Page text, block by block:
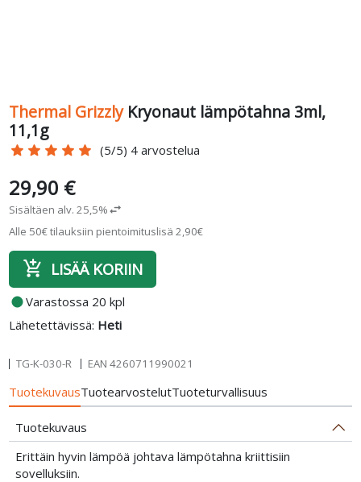
Thermal Grizzly Kryonaut lämpötahna 3ml,
11,1g
star star star star star (5/5) 4 arvostelua
29,90 €
Sisältäen alv. 25,5%swap_horiz
Alle 50€ tilauksiin pientoimituslisä 2,90€
add_shopping_cart LISÄÄ KORIIN
fiber_manual_recordVarastossa 20 kpl
Lähetettävissä: Heti
TG-K-030-R EAN 4260711990021
TuotekuvausTuotearvostelutTuoteturvallisuus
Tuotekuvaus
Erittäin hyvin lämpöä johtava lämpötahna kriittisiin
sovelluksiin.